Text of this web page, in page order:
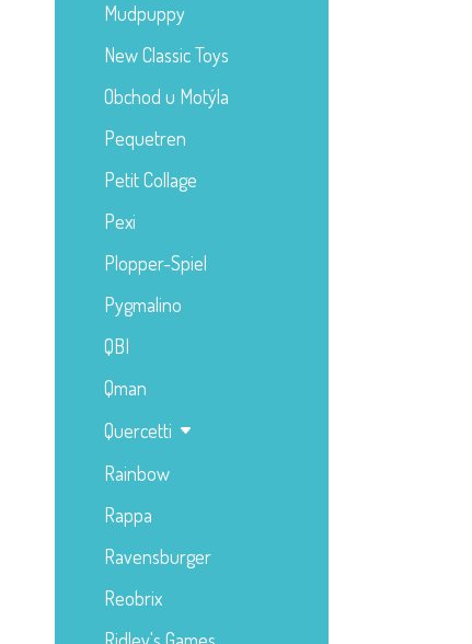
Mudpuppy
New Classic Toys
Obchod u Motýla
Pequetren
Petit Collage
Pexi
Plopper-Spiel
Pygmalino
QBI
Qman
Quercetti
Rainbow
Rappa
Ravensburger
Reobrix